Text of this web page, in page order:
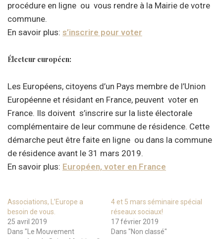
procédure en ligne ou vous rendre à la Mairie de votre
commune.
En savoir plus: s’inscrire pour voter
Électeur européen:
Les Européens, citoyens d’un Pays membre de l’Union
Européenne et résidant en France, peuvent voter en
France. Ils doivent s’inscrire sur la liste électorale
complémentaire de leur commune de résidence. Cette
démarche peut être faite en ligne ou dans la commune
de résidence avant le 31 mars 2019.
En savoir plus: Européen, voter en France
Associations, L’Europe a
besoin de vous.
25 avril 2019
Dans "Le Mouvement
4 et 5 mars séminaire spécial
réseaux sociaux!
17 février 2019
Dans "Non classé"